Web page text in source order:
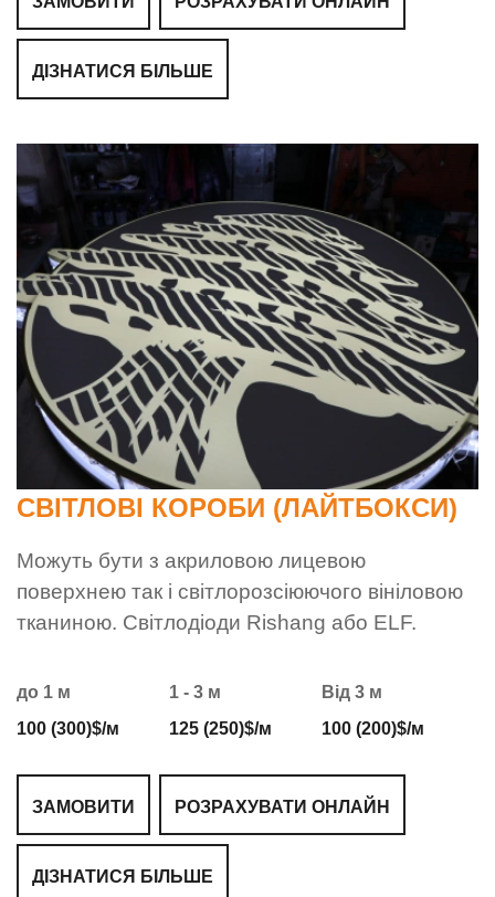
ДІЗНАТИСЯ БІЛЬШЕ
СВІТЛОВІ КОРОБИ (ЛАЙТБОКСИ)
Можуть бути з акриловою лицевою
поверхнею так і світлорозсіюючого вініловою
тканиною. Світлодіоди Rishang або ELF.
до 1 м
100 (300)$/м
1 - 3 м
125 (250)$/м
Від 3 м
100 (200)$/м
ЗАМОВИТИ РОЗРАХУВАТИ ОНЛАЙН
ДІЗНАТИСЯ БІЛЬШЕ